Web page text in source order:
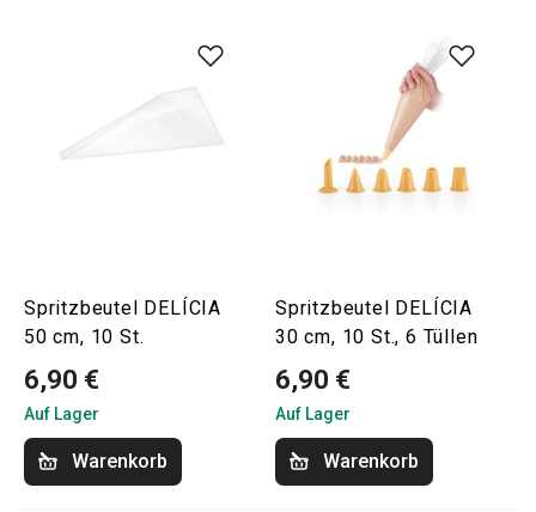
Spritzbeutel DELÍCIA
50 cm, 10 St.
6,90 €
Auf Lager
Warenkorb
Spritzbeutel DELÍCIA
30 cm, 10 St., 6 Tüllen
6,90 €
Auf Lager
Warenkorb